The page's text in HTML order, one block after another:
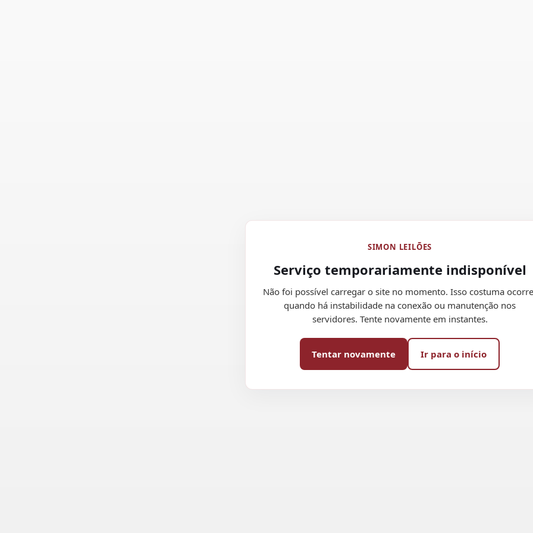
SIMON LEILÕES
Serviço temporariamente indisponível
Não foi possível carregar o site no momento. Isso costuma
quando há instabilidade na conexão ou manutenção nos
servidores. Tente novamente em instantes.
Tentar novamente Ir para o início